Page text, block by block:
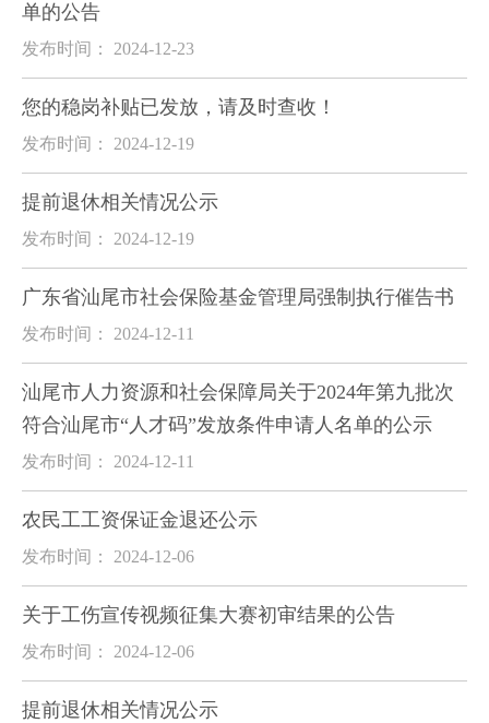
单的公告
发布时间： 2024-12-23
您的稳岗补贴已发放，请及时查收！
发布时间： 2024-12-19
提前退休相关情况公示
发布时间： 2024-12-19
广东省汕尾市社会保险基金管理局强制执行催告书
发布时间： 2024-12-11
汕尾市人力资源和社会保障局关于2024年第九批次
符合汕尾市“人才码”发放条件申请人名单的公示
发布时间： 2024-12-11
农民工工资保证金退还公示
发布时间： 2024-12-06
关于工伤宣传视频征集大赛初审结果的公告
发布时间： 2024-12-06
提前退休相关情况公示